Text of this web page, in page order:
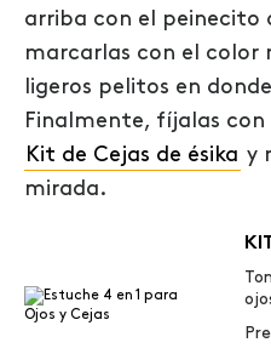
arriba con el peinecito
marcarlas con el color
ligeros pelitos en
Finalmente, fíjalas
Kit de Cejas de ésika y
mirada.